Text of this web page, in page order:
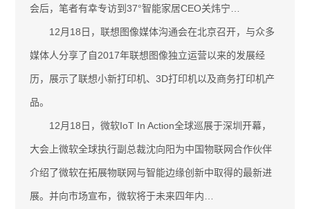
会后，笔者有幸专访到37°智能家居CEO关炜宁…
12月18日，联想图像媒体沟通会在北京召开，与众多
媒体人分享了自2017年联想图像独立运营以来的发展经
历，展示了联想小新打印机、3D打印机以及商务打印机产
品。
12月18日，微软IoT In Action全球巡展于深圳开幕，
大会上微软全球执行副总裁沈向阳为中国物联网合作伙伴
介绍了微软在拓展物联网与智能边缘创新中取得的最新进
展。并向市场宣布，微软将于未来四年内…